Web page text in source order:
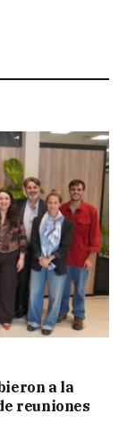
a la
reuniones